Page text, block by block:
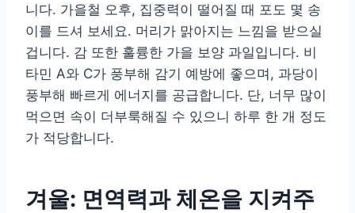
니다. 가을철 오후, 집중력이 떨어질 때 포도 몇 송
이를 드셔 보세요. 머리가 맑아지는 느낌을 받으실
겁니다. 감 또한 훌륭한 가을 보양 과일입니다. 비
타민 A와 C가 풍부해 감기 예방에 좋으며, 과당이
풍부해 빠르게 에너지를 공급합니다. 단, 너무 많이
먹으면 속이 더부룩해질 수 있으니 하루 한 개 정도
가 적당합니다.
겨울: 면역력과 체온을 지켜주